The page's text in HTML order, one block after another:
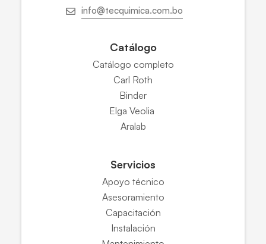
info@tecquimica.com.bo
Catálogo
Catálogo completo
Carl Roth
Binder
Elga Veolia
Aralab
Servicios
Apoyo técnico
Asesoramiento
Capacitación
Instalación